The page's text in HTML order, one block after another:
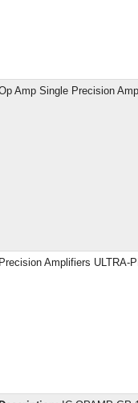
Amp Single Precision
Precision Amplifiers ULTRA-